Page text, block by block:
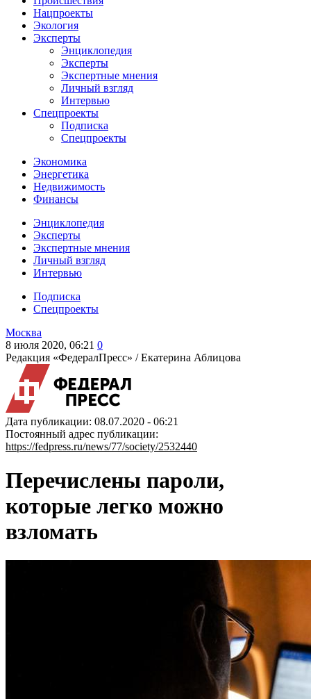
Нацпроекты
Экология
Эксперты
Энциклопедия
Эксперты
Экспертные мнения
Личный взгляд
Интервью
Спецпроекты
Подписка
Спецпроекты
Экономика
Энергетика
Недвижимость
Финансы
Энциклопедия
Эксперты
Экспертные мнения
Личный взгляд
Интервью
Подписка
Спецпроекты
Москва
8 июля 2020, 06:21 0
Редакция «ФедералПресс» /Екатерина Аблицова
Дата публикации: 08.07.2020 - 06:21
Постоянный адрес публикации:
https://fedpress.ru/news/77/society/2532440
Перечислены пароли,
которые легко можно
взломать